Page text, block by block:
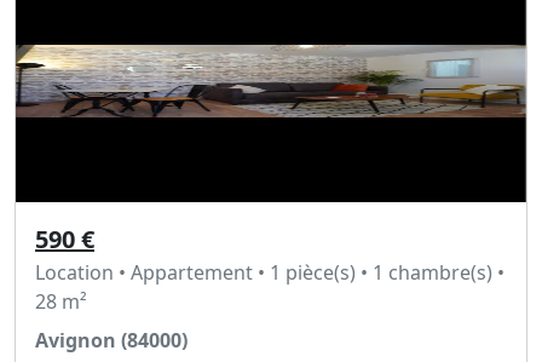
590 €
Location • Appartement • 1 pièce(s) • 1 chambre(s) •
28 m²
Avignon (84000)